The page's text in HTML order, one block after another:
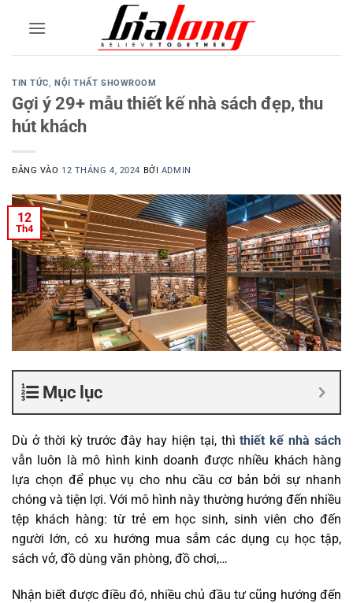
TIN TỨC,NỘI THẤT SHOWROOM
Gợi ý 29+ mẫu thiết kế nhà sách đẹp, thu
hút khách
ĐĂNG VÀO 12 THÁNG 4, 2024 BỞI ADMIN
12
Th4
Mục lục
Dù ở thời kỳ trước đây hay hiện tại, thìthiết kế nhà sách
vẫn luôn là mô hình kinh doanh được nhiều khách hàng
lựa chọn để phục vụ cho nhu cầu cơ bản bởi sự nhanh
chóng và tiện lợi. Với mô hình này thường hướng đến nhiều
tệp khách hàng: từ trẻ em học sinh, sinh viên cho đến
người lớn, có xu hướng mua sắm các dụng cụ học tập,
sách vở, đồ dùng văn phòng, đồ chơi,…
Nhận biết được điều đó, nhiều chủ đầu tư cũng hướng đến